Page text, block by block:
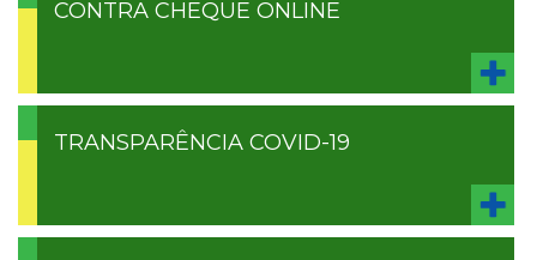
CONTRA CHEQUE ONLINE
TRANSPARÊNCIA COVID-19